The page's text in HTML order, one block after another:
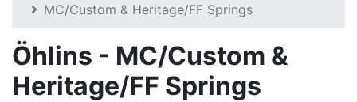
MC/Custom & Heritage/FF Springs
Öhlins - MC/Custom &
Heritage/FF Springs